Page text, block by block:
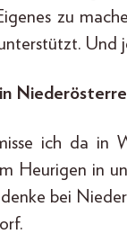
zu
Und
ich da
Heurigen in
bei